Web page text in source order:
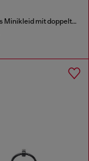
Fließendes Minikleid mit doppelten Trägern